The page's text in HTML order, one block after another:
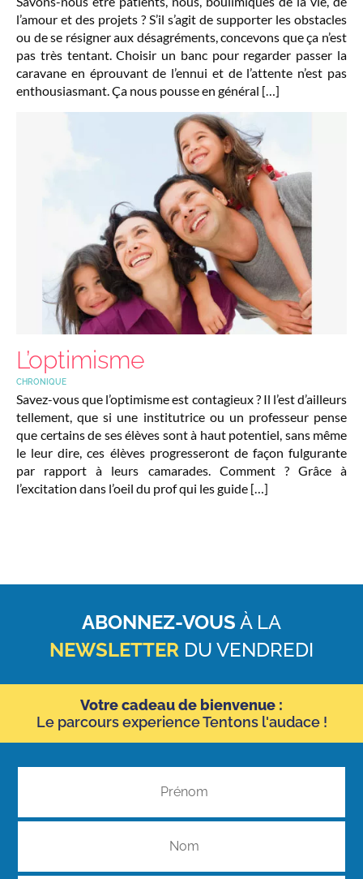
l’amour et des projets ? S’il s’agit de supporter les obstacles
ou de se résigner aux désagréments, concevons que ça n’est
pas très tentant. Choisir un banc pour regarder passer la
caravane en éprouvant de l’ennui et de l’attente n’est pas
enthousiasmant. Ça nous pousse en général […]
L’optimisme
CHRONIQUE
Savez-vous que l’optimisme est contagieux ? Il l’est d’ailleurs
tellement, que si une institutrice ou un professeur pense
que certains de ses élèves sont à haut potentiel, sans même
le leur dire, ces élèves progresseront de façon fulgurante
par rapport à leurs camarades. Comment ? Grâce à
l’excitation dans l’oeil du prof qui les guide […]
ABONNEZ-VOUS À LA
NEWSLETTER DU VENDREDI
Votre cadeau de bienvenue :
Le parcours experience Tentons l'audace !